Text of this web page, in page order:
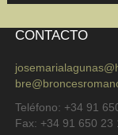
CONTACTO
Teléfono: +34 91
Fax: +34 91 650 23